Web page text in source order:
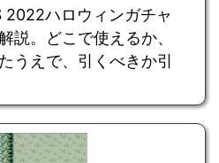
2022ハロウィンガチャ
説。どこで使えるか、
うえで、引くべきか引